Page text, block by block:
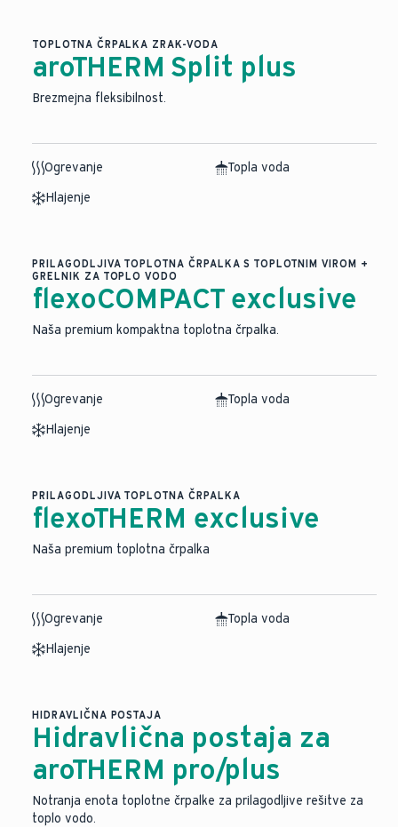
TOPLOTNA ČRPALKA ZRAK-VODA
aroTHERM Split plus
Brezmejna fleksibilnost.
Ogrevanje
Topla voda
Hlajenje
PRILAGODLJIVA TOPLOTNA ČRPALKA S TOPLOTNIM VIROM +
GRELNIK ZA TOPLO VODO
flexoCOMPACT exclusive
Naša premium kompaktna toplotna črpalka.
Ogrevanje
Topla voda
Hlajenje
PRILAGODLJIVA TOPLOTNA ČRPALKA
flexoTHERM exclusive
Naša premium toplotna črpalka
Ogrevanje
Topla voda
Hlajenje
HIDRAVLIČNA POSTAJA
Hidravlična postaja za
aroTHERM pro/plus
Notranja enota toplotne črpalke za prilagodljive rešitve za
toplo vodo.